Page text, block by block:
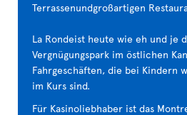
Terrassenundgroßartigen
La Rondeist heute wie eh und je
Vergnügungspark im östlichen
Fahrgeschäften, die bei Kindern
im Kurs sind.
Für Kasinoliebhaber ist das